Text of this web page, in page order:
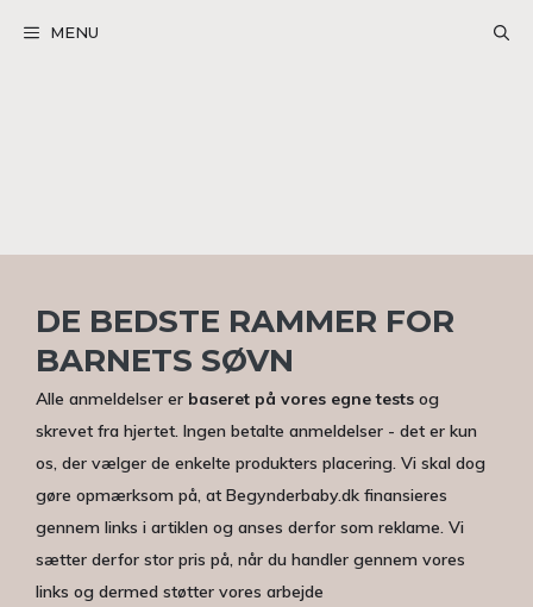
MENU
DE BEDSTE RAMMER FOR
BARNETS SØVN
Alle anmeldelser er baseret på vores egne tests og
skrevet fra hjertet. Ingen betalte anmeldelser - det er kun
os, der vælger de enkelte produkters placering. Vi skal dog
gøre opmærksom på, at Begynderbaby.dk finansieres
gennem links i artiklen og anses derfor som reklame. Vi
sætter derfor stor pris på, når du handler gennem vores
links og dermed støtter vores arbejde